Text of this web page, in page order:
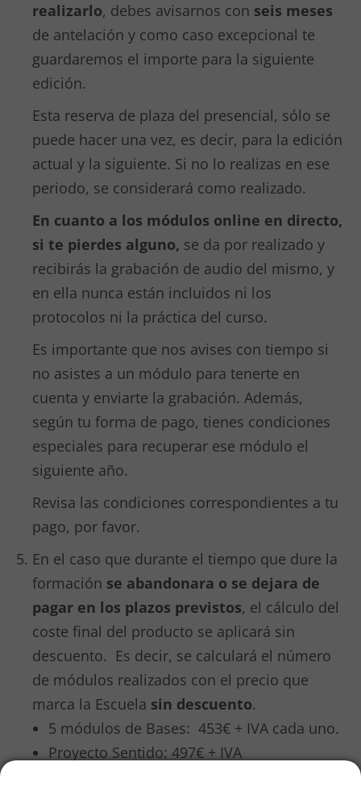
realizarlo, debes avisarnos con seis meses
de antelación y como caso excepcional te
guardaremos el importe para la siguiente
edición.
Esta reserva de plaza del presencial, sólo se
puede hacer una vez, es decir, para la edición
actual y la siguiente. Si no lo realizas en ese
periodo, se considerará como realizado.
En cuanto a los módulos online en directo,
si te pierdes alguno, se da por realizado y
recibirás la grabación de audio del mismo, y
en ella nunca están incluidos ni los
protocolos ni la práctica del curso.
Es importante que nos avises con tiempo si
no asistes a un módulo para tenerte en
cuenta y enviarte la grabación. Además,
según tu forma de pago, tienes condiciones
especiales para recuperar ese módulo el
siguiente año.
Revisa las condiciones correspondientes a tu
pago, por favor.
En el caso que durante el tiempo que dure la
formación se abandonara o se dejara de
pagar en los plazos previstos, el cálculo del
coste final del producto se aplicará sin
descuento. Es decir, se calculará el número
de módulos realizados con el precio que
marca la Escuela sin descuento.
5 módulos de Bases: 453€ + IVA cada uno.
Proyecto Sentido: 497€ + IVA